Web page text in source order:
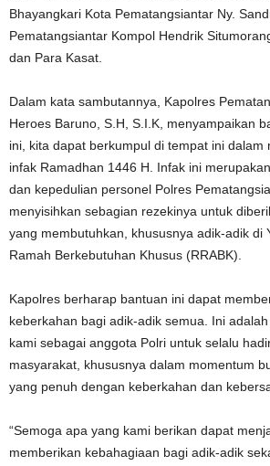
Bhayangkari Kota Pematangsiantar Ny.
Pematangsiantar Kompol Hendrik
dan Para Kasat.
Dalam kata sambutannya, Kapolres
Heroes Baruno, S.H, S.I.K, menyampaikan
ini, kita dapat berkumpul di tempat ini dalam
infak Ramadhan 1446 H. Infak ini
dan kepedulian personel Polres
menyisihkan sebagian rezekinya untuk
yang membutuhkan, khususnya adik-adik di
Ramah Berkebutuhan Khusus (RRABK).
Kapolres berharap bantuan ini dapat
keberkahan bagi adik-adik semua. Ini
kami sebagai anggota Polri untuk selalu
masyarakat, khususnya dalam momentum
yang penuh dengan keberkahan dan
“Semoga apa yang kami berikan dapat
memberikan kebahagiaan bagi adik-adik